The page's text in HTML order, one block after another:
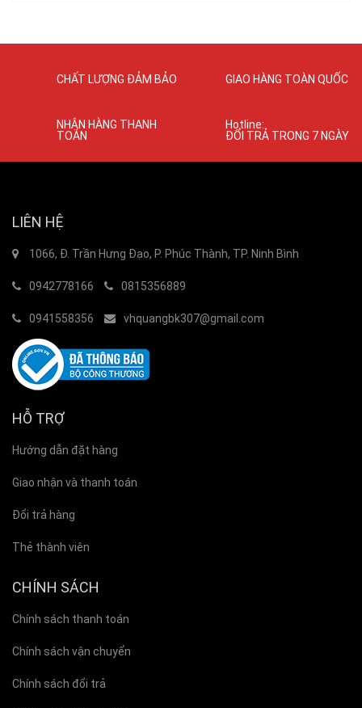
CHẤT LƯỢNG ĐẢM BẢO GIAO HÀNG TOÀN QUỐC
NHẬN HÀNG THANH
TOÁN
Hotline:
ĐỔI TRẢ TRONG 7 NGÀY
LIÊN HỆ
1066, Đ. Trần Hưng Đạo, P. Phúc Thành, TP. Ninh Bình
0942778166 0815356889
0941558356 vhquangbk307@gmail.com
HỖ TRỢ
Hướng dẫn đặt hàng
Giao nhận và thanh toán
Đổi trả hàng
Thẻ thành viên
CHÍNH SÁCH
Chính sách thanh toán
Chính sách vận chuyển
Chính sách đổi trả